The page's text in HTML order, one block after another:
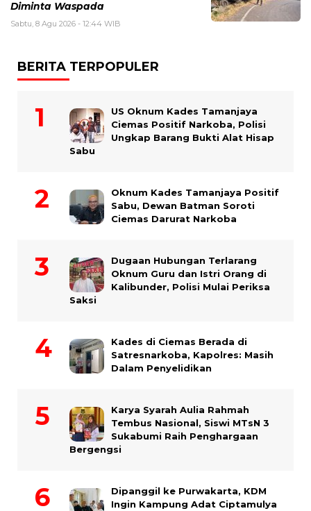
Diminta Waspada
Sabtu, 8 Agu 2026 - 12:44 WIB
BERITA TERPOPULER
US Oknum Kades Tamanjaya
Ciemas Positif Narkoba, Polisi
Ungkap Barang Bukti Alat Hisap
Sabu
Oknum Kades Tamanjaya Positif
Sabu, Dewan Batman Soroti
Ciemas Darurat Narkoba
Dugaan Hubungan Terlarang
Oknum Guru dan Istri Orang di
Kalibunder, Polisi Mulai Periksa
Saksi
Kades di Ciemas Berada di
Satresnarkoba, Kapolres: Masih
Dalam Penyelidikan
Karya Syarah Aulia Rahmah
Tembus Nasional, Siswi MTsN 3
Sukabumi Raih Penghargaan
Bergengsi
Dipanggil ke Purwakarta, KDM
Ingin Kampung Adat Ciptamulya